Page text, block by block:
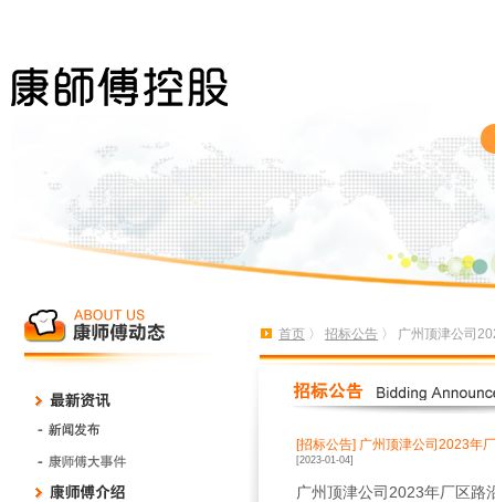
首页 〉 招标公告 〉 广州顶津公司
[招标公告] 广州顶津公司2023年
[2023-01-04]
广州顶津公司 2023年厂区路